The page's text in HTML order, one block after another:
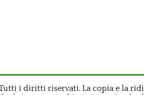
i diritti riservati. La copia e la